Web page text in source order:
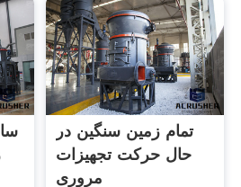
تمام زمین سنگین در
حال حرکت تجهیزات
مروری